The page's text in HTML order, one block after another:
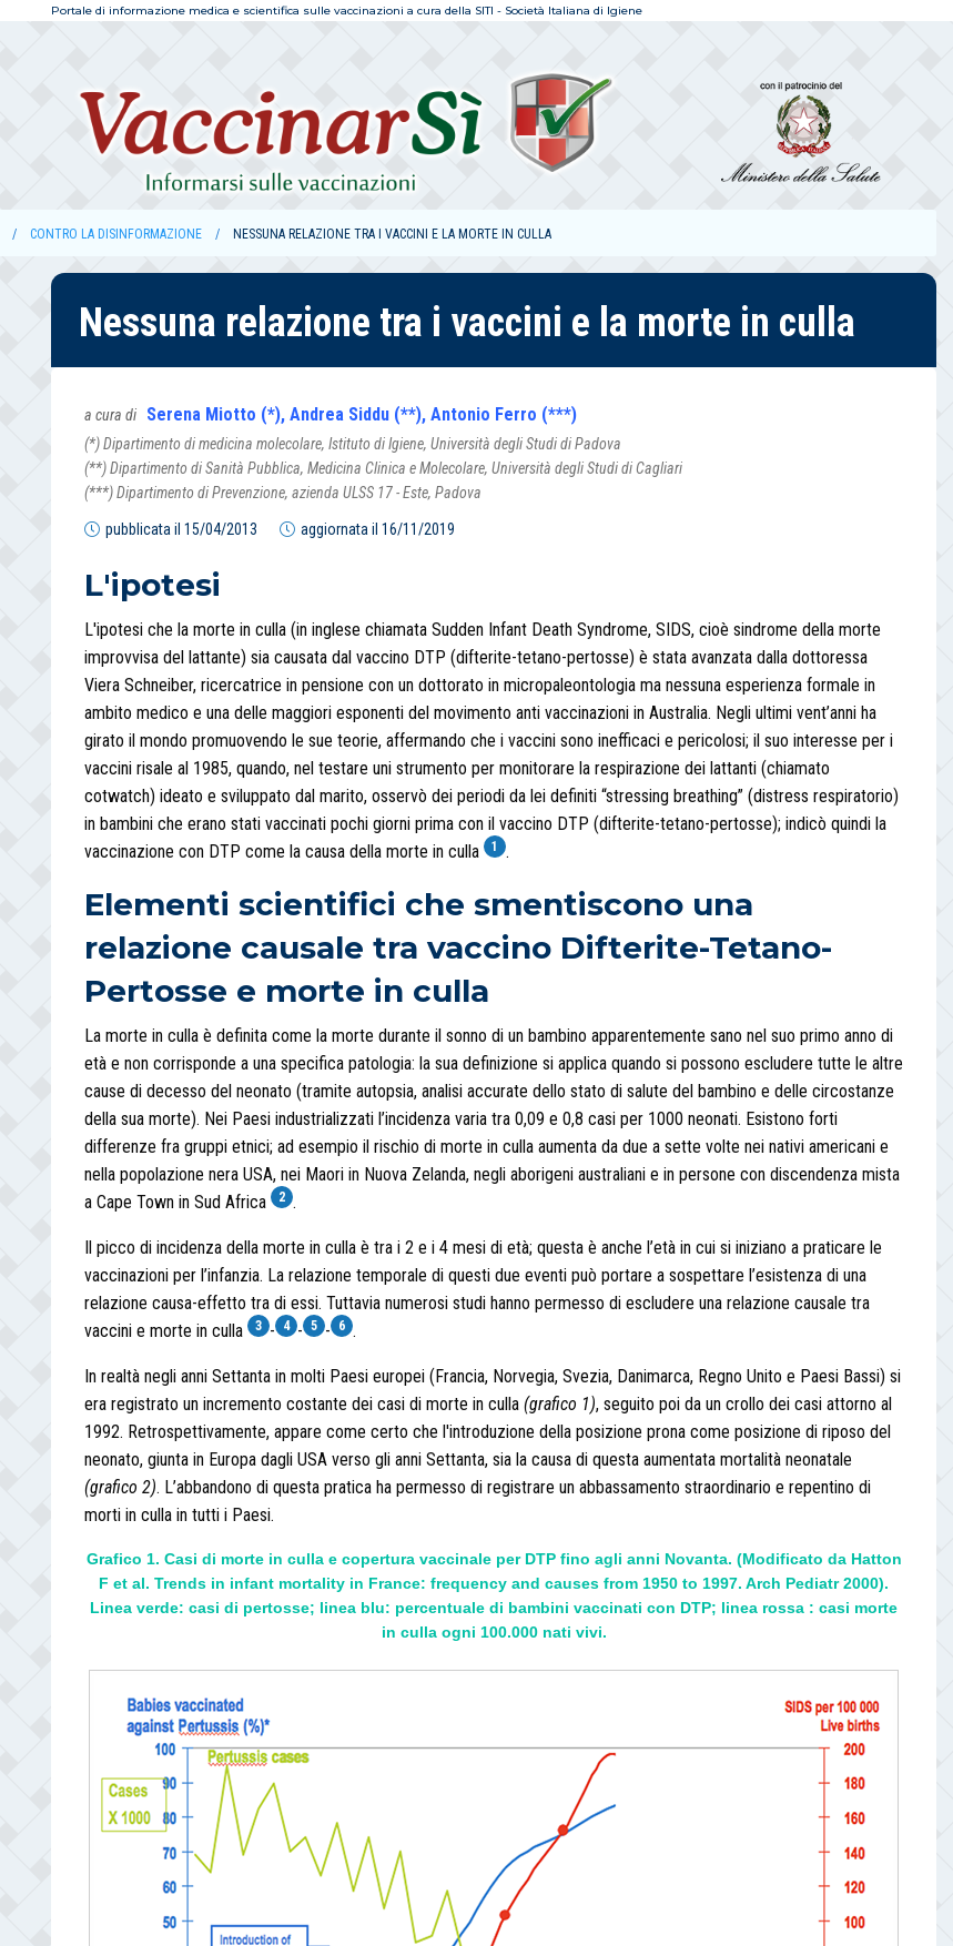
Portale di informazione medica e scientifica sulle vaccinazioni a cura della SITI - Società Italiana di Igiene
CONTRO LA DISINFORMAZIONE NESSUNA RELAZIONE TRA I VACCINI E LA MORTE IN CULLA
Nessuna relazione tra i vaccini e la morte in culla
a cura di Serena Miotto (*), Andrea Siddu (**), Antonio Ferro (***)
(*) Dipartimento di medicina molecolare, Istituto di Igiene, Università degli Studi di Padova
(**) Dipartimento di Sanità Pubblica, Medicina Clinica e Molecolare, Università degli Studi di Cagliari
(***) Dipartimento di Prevenzione, azienda ULSS 17 - Este, Padova
pubblicata il 15/04/2013 aggiornata il 16/11/2019
L'ipotesi
L'ipotesi che la morte in culla (in inglese chiamata Sudden Infant Death Syndrome, SIDS, cioè sindrome della morte
improvvisa del lattante) sia causata dal vaccino DTP (difterite-tetano-pertosse) è stata avanzata dalla dottoressa
Viera Schneiber, ricercatrice in pensione con un dottorato in micropaleontologia ma nessuna esperienza formale in
ambito medico e una delle maggiori esponenti del movimento anti vaccinazioni in Australia. Negli ultimi vent’anni ha
girato il mondo promuovendo le sue teorie, affermando che i vaccini sono inefficaci e pericolosi; il suo interesse per i
vaccini risale al 1985, quando, nel testare uni strumento per monitorare la respirazione dei lattanti (chiamato
cotwatch) ideato e sviluppato dal marito, osservò dei periodi da lei definiti “stressing breathing” (distress respiratorio)
in bambini che erano stati vaccinati pochi giorni prima con il vaccino DTP (difterite-tetano-pertosse); indicò quindi la
vaccinazione con DTP come la causa della morte in culla
1 .
Elementi scientifici che smentiscono una
relazione causale tra vaccino Difterite-Tetano-
Pertosse e morte in culla
La morte in culla è definita come la morte durante il sonno di un bambino apparentemente sano nel suo primo anno di
età e non corrisponde a una specifica patologia: la sua definizione si applica quando si possono escludere tutte le altre
cause di decesso del neonato (tramite autopsia, analisi accurate dello stato di salute del bambino e delle circostanze
della sua morte). Nei Paesi industrializzati l’incidenza varia tra 0,09 e 0,8 casi per 1000 neonati. Esistono forti
differenze fra gruppi etnici; ad esempio il rischio di morte in culla aumenta da due a sette volte nei nativi americani e
nella popolazione nera USA, nei Maori in Nuova Zelanda, negli aborigeni australiani e in persone con discendenza mista
a Cape Town in Sud Africa
2 .
Il picco di incidenza della morte in culla è tra i 2 e i 4 mesi di età; questa è anche l’età in cui si iniziano a praticare le
vaccinazioni per l’infanzia. La relazione temporale di questi due eventi può portare a sospettare l’esistenza di una
relazione causa-effetto tra di essi. Tuttavia numerosi studi hanno permesso di escludere una relazione causale tra
vaccini e morte in culla
3 - 4 - 5 - 6 .
In realtà negli anni Settanta in molti Paesi europei (Francia, Norvegia, Svezia, Danimarca, Regno Unito e Paesi Bassi) si
era registrato un incremento costante dei casi di morte in culla (grafico 1), seguito poi da un crollo dei casi attorno al
1992. Retrospettivamente, appare come certo che l'introduzione della posizione prona come posizione di riposo del
neonato, giunta in Europa dagli USA verso gli anni Settanta, sia la causa di questa aumentata mortalità neonatale
(grafico 2). L’abbandono di questa pratica ha permesso di registrare un abbassamento straordinario e repentino di
morti in culla in tutti i Paesi.
Grafico 1. Casi di morte in culla e copertura vaccinale per DTP fino agli anni Novanta. (Modificato da Hatton
F et al. Trends in infant mortality in France: frequency and causes from 1950 to 1997. Arch Pediatr 2000).
Linea verde: casi di pertosse; linea blu: percentuale di bambini vaccinati con DTP; linea rossa : casi morte
in culla ogni 100.000 nati vivi.